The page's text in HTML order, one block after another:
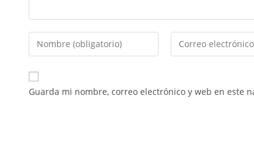
Guarda mi nombre, correo electrónico y web en este